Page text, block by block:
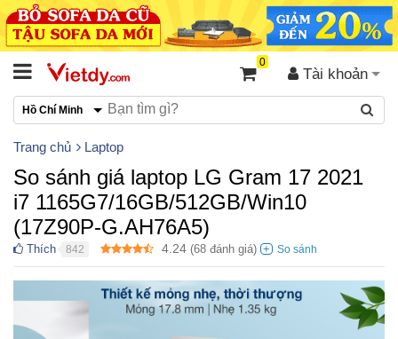
Tài khoản
0
Hồ Chí Minh
Trang chủ Laptop
So sánh giá laptop LG Gram 17 2021
i7 1165G7/16GB/512GB/Win10
(17Z90P-G.AH76A5)
Thích 842 4.24 (68 đánh giá)